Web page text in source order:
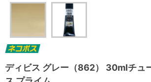
ディビス グレー（862） 30mlチュ